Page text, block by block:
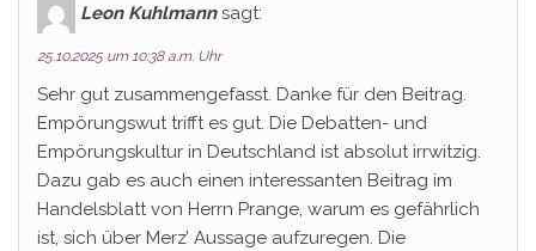
Leon Kuhlmann sagt:
25.10.2025 um 10:38 a.m. Uhr
Sehr gut zusammengefasst. Danke für den Beitrag.
Empörungswut trifft es gut. Die Debatten- und
Empörungskultur in Deutschland ist absolut irrwitzig.
Dazu gab es auch einen interessanten Beitrag im
Handelsblatt von Herrn Prange, warum es gefährlich
ist, sich über Merz’ Aussage aufzuregen. Die